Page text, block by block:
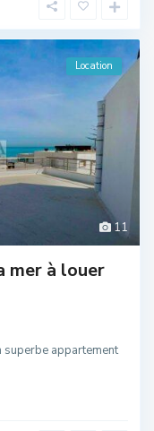
11
Location
mer à louer
superbe appartement